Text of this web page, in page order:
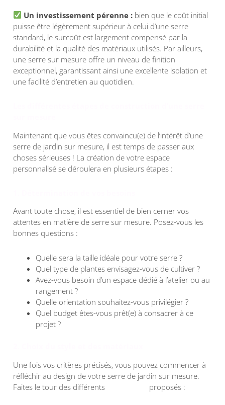
Un investissement pérenne : bien que le coût initial
puisse être légèrement supérieur à celui d’une serre
standard, le surcoût est largement compensé par la
durabilité et la qualité des matériaux utilisés. Par ailleurs,
une serre sur mesure offre un niveau de finition
exceptionnel, garantissant ainsi une excellente isolation et
une facilité d’entretien au quotidien.
Maintenant que vous êtes convaincu(e) de l’intérêt d’une
serre de jardin sur mesure, il est temps de passer aux
choses sérieuses ! La création de votre espace
personnalisé se déroulera en plusieurs étapes :
Avant toute chose, il est essentiel de bien cerner vos
attentes en matière de serre sur mesure. Posez-vous les
bonnes questions :
Quelle sera la taille idéale pour votre serre ?
Quel type de plantes envisagez-vous de cultiver ?
Avez-vous besoin d’un espace dédié à l’atelier ou au
rangement ?
Quelle orientation souhaitez-vous privilégier ?
Quel budget êtes-vous prêt(e) à consacrer à ce
projet ?
Une fois vos critères précisés, vous pouvez commencer à
réfléchir au design de votre serre de jardin sur mesure.
Faites le tour des différents
proposés :